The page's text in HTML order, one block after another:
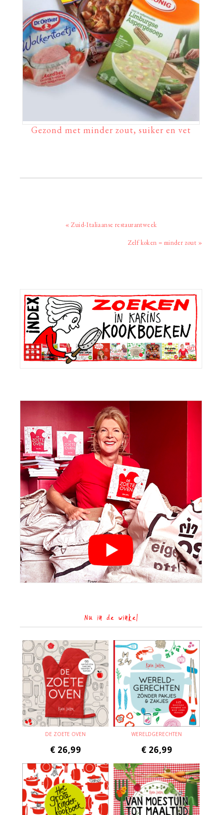
Gezond met minder zout, suiker en vet
Vorig
« Zuid-Italiaanse restaurantweek
Volgend
Zelf koken = minder zout »
Primaire
Sidebar
Nu in de winkel
DE ZOETE OVEN
€ 26,99
WERELDGERECHTEN
€ 26,99